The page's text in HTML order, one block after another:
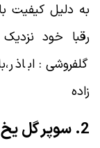
به دلیل کیفیت
رقبا خود
گلفروشی :
زاده
2. سوپر گل یخ